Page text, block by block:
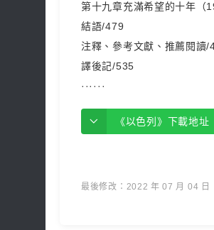
第十九章充滿希望的十年
結語/479
注釋、參考文獻、推薦閱讀/
譯後記/535
······
《以色列》下載地址
最後修改：2022 年 07 月 04 日